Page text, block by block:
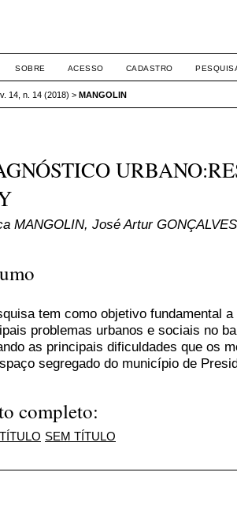
SOBRE ACESSO CADASTRO
v. 14, n. 14 (2018) > MANGOLIN
MANGOLIN, José Artur GONÇALVES
tem como objetivo fundamental
problemas urbanos e sociais no
as principais dificuldades que os
segregado do município de
completo:
SEM TÍTULO